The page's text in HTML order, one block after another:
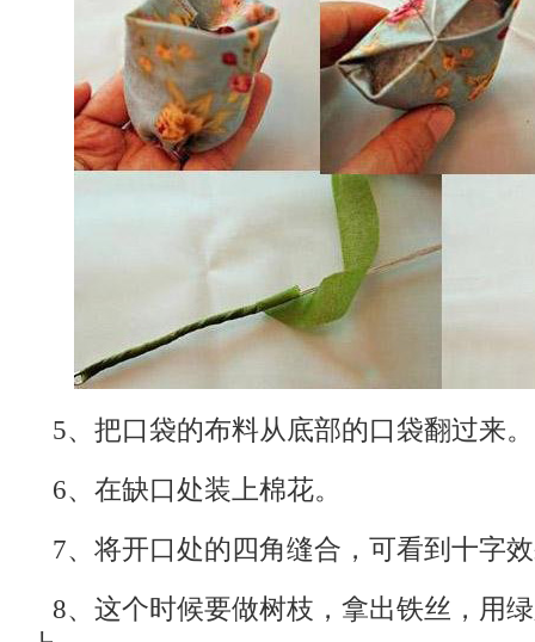
5、把口袋的布料从底部的口袋翻过来。
6、在缺口处装上棉花。
7、将开口处的四角缝合，可看到十字
8、这个时候要做树枝，拿出铁丝，用